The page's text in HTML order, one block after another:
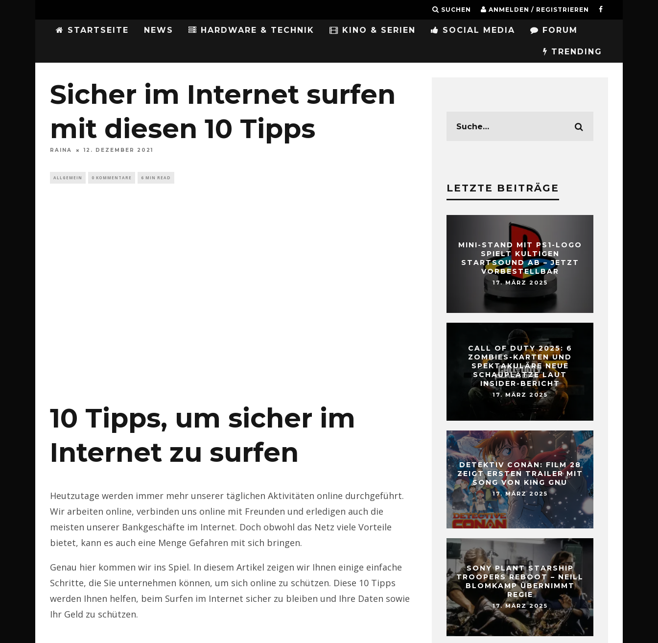
SUCHEN ANMELDEN / REGISTRIEREN
STARTSEITE NEWS HARDWARE & TECHNIK KINO & SERIEN SOCIAL MEDIA FORUM
TRENDING
Sicher im Internet surfen
mit diesen 10 Tipps
RAINA 12. DEZEMBER 2021
ALLGEMEIN 0 KOMMENTARE 6 MIN READ
10 Tipps, um sicher im
Internet zu surfen
Heutzutage werden immer mehr unserer täglichen Aktivitäten online durchgeführt.
Wir arbeiten online, verbinden uns online mit Freunden und erledigen auch die
meisten unserer Bankgeschäfte im Internet. Doch obwohl das Netz viele Vorteile
bietet, kann es auch eine Menge Gefahren mit sich bringen.
Genau hier kommen wir ins Spiel. In diesem Artikel zeigen wir Ihnen einige einfache
Schritte, die Sie unternehmen können, um sich online zu schützen. Diese 10 Tipps
werden Ihnen helfen, beim Surfen im Internet sicher zu bleiben und Ihre Daten sowie
Ihr Geld zu schützen.
LETZTE BEITRÄGE
MINI-STAND MIT PS1-LOGO
SPIELT KULTIGEN
STARTSOUND AB – JETZT
VORBESTELLBAR
17. MÄRZ 2025
CALL OF DUTY 2025: 6
ZOMBIES-KARTEN UND
SPEKTAKULÄRE NEUE
SCHAUPLÄTZE LAUT
INSIDER-BERICHT
17. MÄRZ 2025
DETEKTIV CONAN: FILM 28
ZEIGT ERSTEN TRAILER MIT
SONG VON KING GNU
17. MÄRZ 2025
SONY PLANT STARSHIP
TROOPERS REBOOT – NEILL
BLOMKAMP ÜBERNIMMT
REGIE
17. MÄRZ 2025